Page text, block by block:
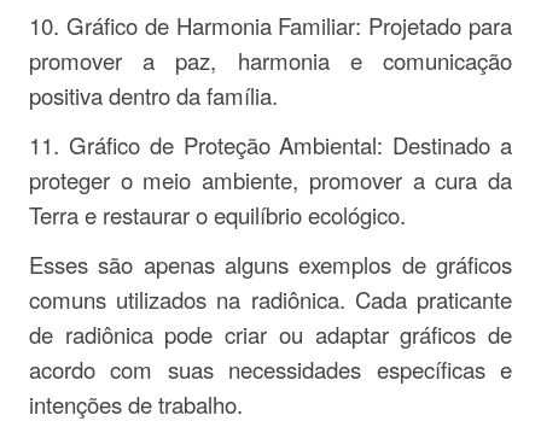
10. Gráfico de Harmonia Familiar: Projetado para
promover a paz, harmonia e comunicação
positiva dentro da família.
11. Gráfico de Proteção Ambiental: Destinado a
proteger o meio ambiente, promover a cura da
Terra e restaurar o equilíbrio ecológico.
Esses são apenas alguns exemplos de gráficos
comuns utilizados na radiônica. Cada praticante
de radiônica pode criar ou adaptar gráficos de
acordo com suas necessidades específicas e
intenções de trabalho.